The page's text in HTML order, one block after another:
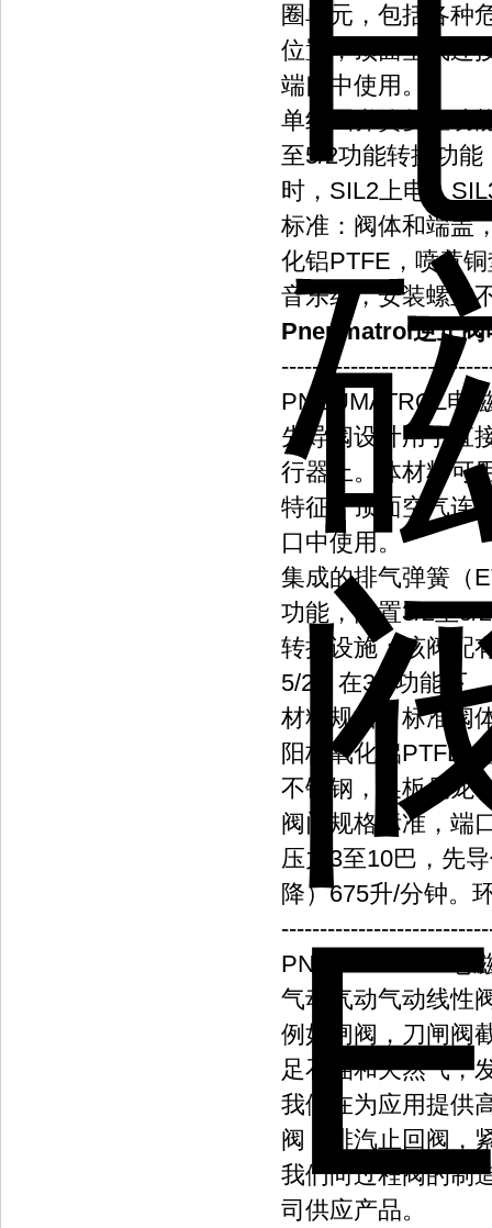
圈单元，包括各种
位置，顶面空气连
端口中使用。
单线圈弹簧复位功
至5/2功能转换功
时，SIL2上电，
标准：阀体和端盖
化铝PTFE，喷黄
音乐线，安装螺丝
Pneumatrol逆止阀
PNEUMATROL电
先导阀设计用于直
行器上。体材料可
特征：顶面空气连
口中使用。
集成的排气弹簧（
功能，内置3/2至5/
转换设施：该阀配
5/2。在3/2功能下
材料规格：标准阀
阳极氧化铝PTFE
不锈钢，换板尼龙
阀门规格标准，端
压力3至10巴，先
降）675升/分钟。
PNEUMATROL电
气动气动气动线性
例如闸阀，刀闸阀
足石油和天然气，
我们在为应用提供
阀，排汽止回阀，
我们向过程阀的制
司供应产品。